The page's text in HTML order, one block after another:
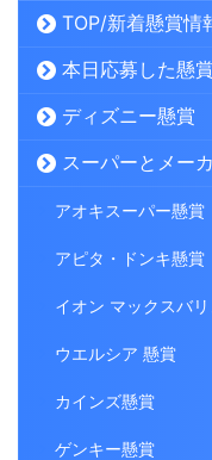
TOP/新着懸賞情
本日応募した懸賞
ディズニー懸賞
スーパーとメー
アオキスーパー懸賞
アピタ・ドンキ懸賞
イオン マックスバ
ウエルシア 懸賞
カインズ懸賞
ゲンキー懸賞